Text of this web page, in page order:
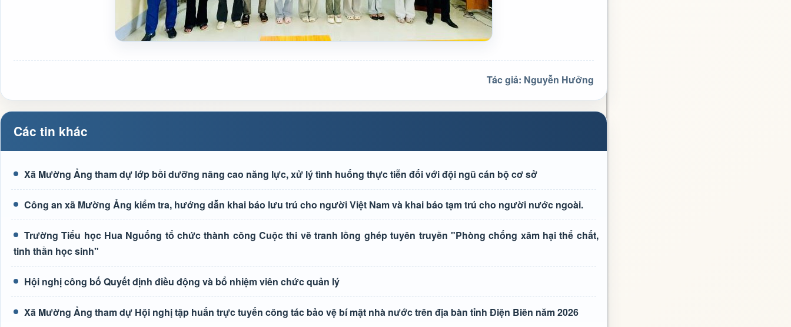
Tác giả: Nguyễn Hưởng
Các tin khác
Xã Mường Ảng tham dự lớp bồi dưỡng nâng cao năng lực, xử lý tình huống thực tiễn đối với đội ngũ cán bộ cơ sở
Công an xã Mường Ảng kiểm tra, hướng dẫn khai báo lưu trú cho người Việt Nam và khai báo tạm trú cho người nước ngoài.
Trường Tiểu học Hua Nguống tổ chức thành công Cuộc thi vẽ tranh lồng ghép tuyên truyền "Phòng chống xâm hại thể chất,
tinh thần học sinh"
Hội nghị công bố Quyết định điều động và bổ nhiệm viên chức quản lý
Xã Mường Ảng tham dự Hội nghị tập huấn trực tuyến công tác bảo vệ bí mật nhà nước trên địa bàn tỉnh Điện Biên năm 2026